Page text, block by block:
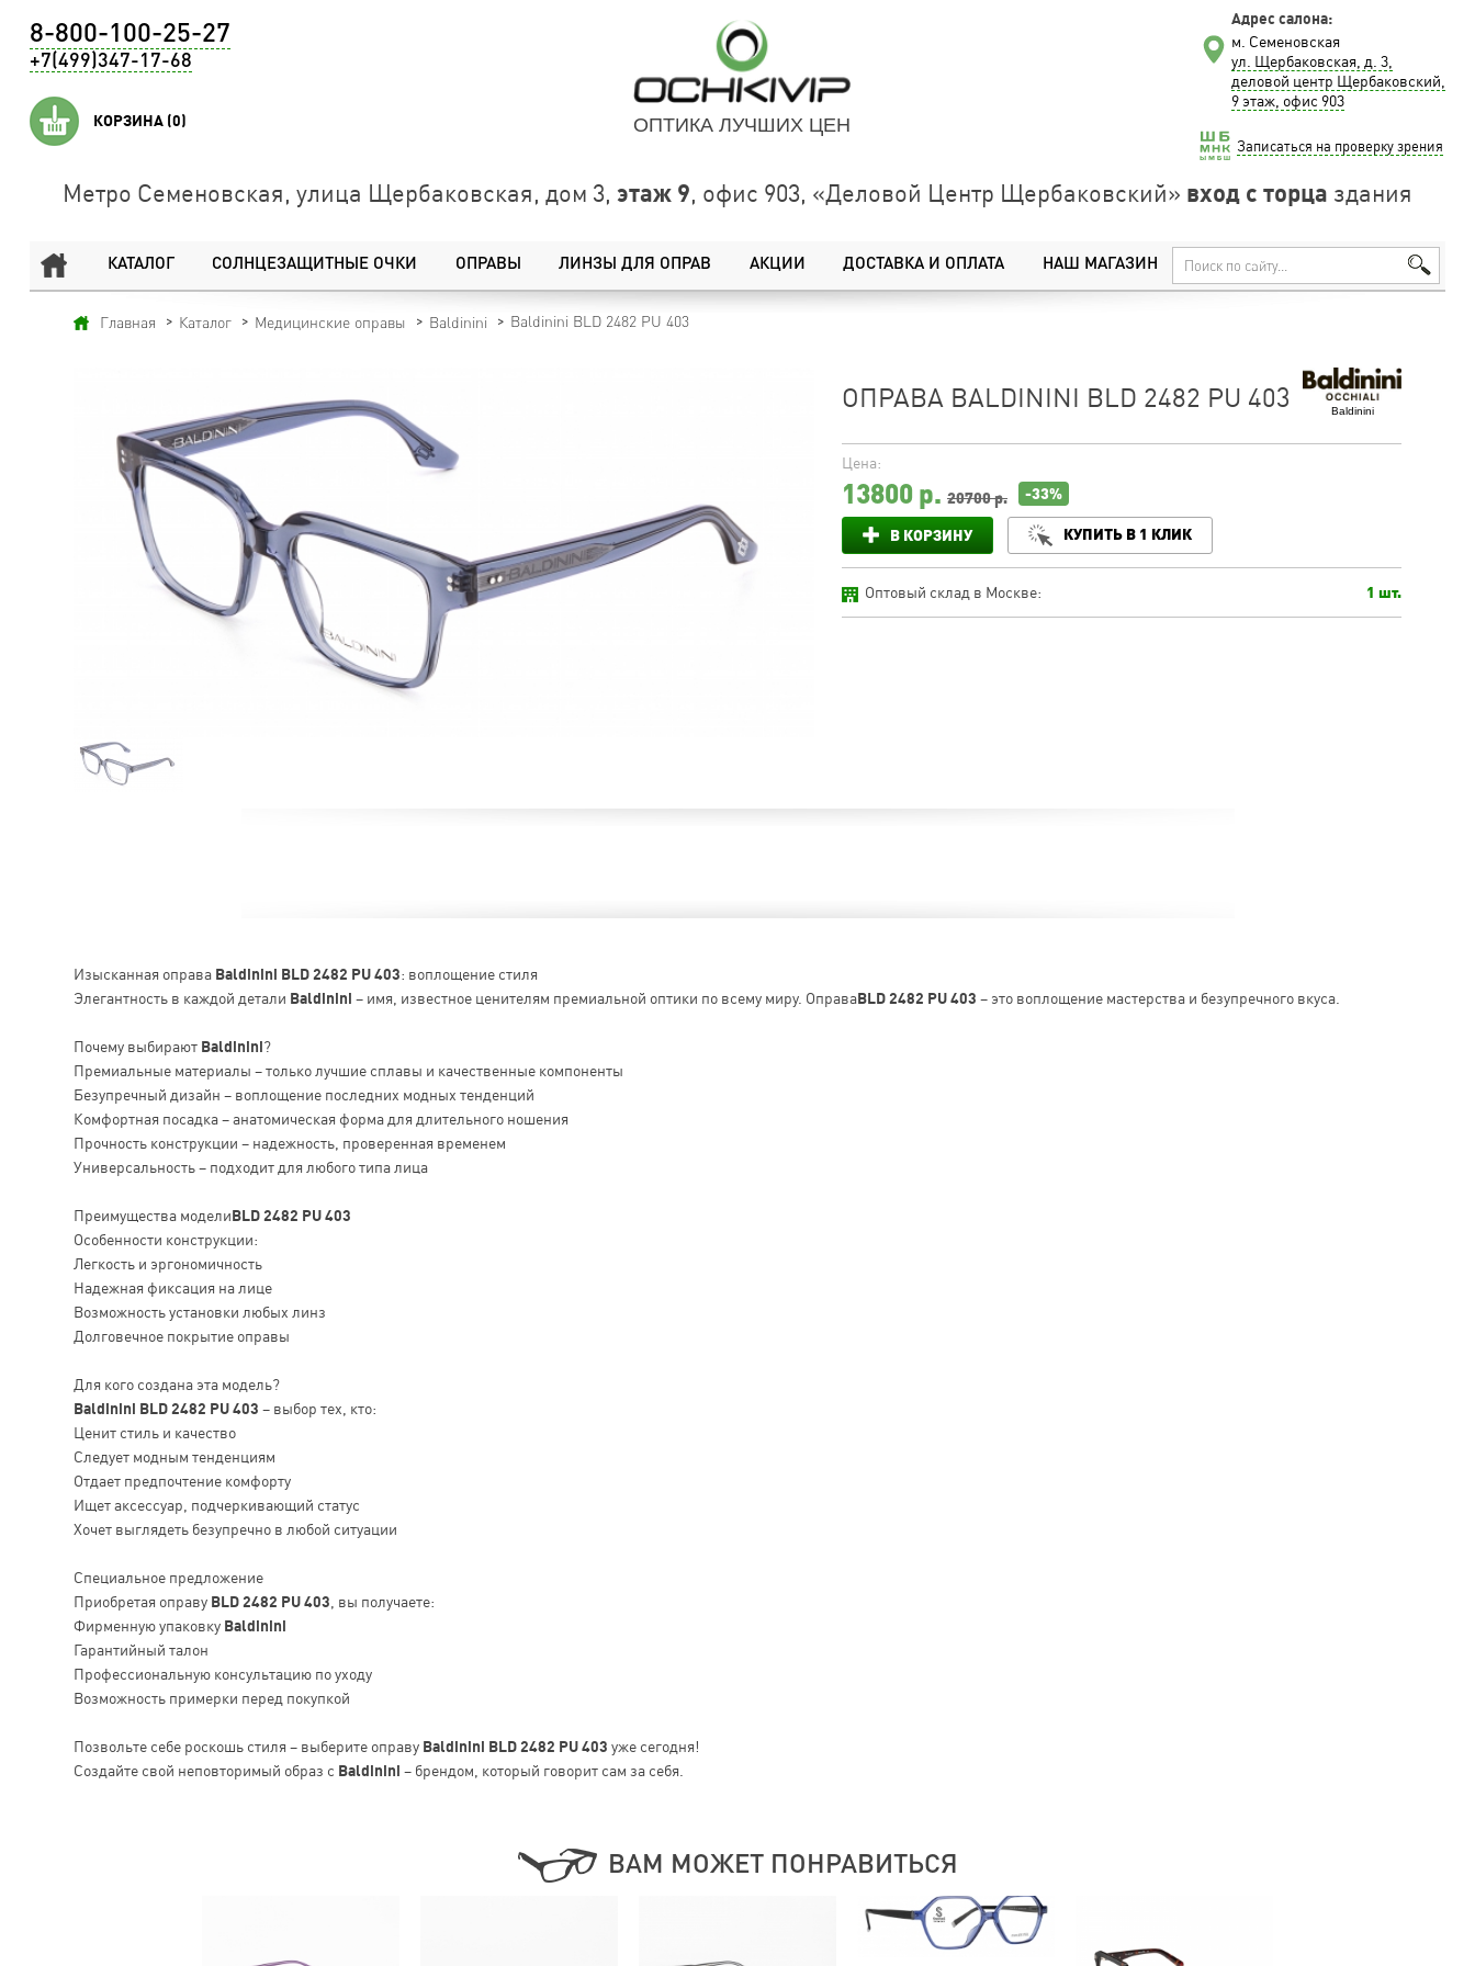
8-800-100-25-27
+7(499)347-17-68
КОРЗИНА (0) ОПТИКА ЛУЧШИХ ЦЕН
Адрес салона:
м. Семеновская
ул. Щербаковская, д. 3,
деловой центр Щербаковский,
9 этаж, офис 903
Записаться на проверку зрения
Метро Семеновская, улица Щербаковская, дом 3, этаж 9, офис 903, «Деловой Центр Щербаковский» вход с торца здания
КАТАЛОГ СОЛНЦЕЗАЩИТНЫЕ ОЧКИ ОПРАВЫ ЛИНЗЫ ДЛЯ ОПРАВ АКЦИИ ДОСТАВКА И ОПЛАТА НАШ МАГАЗИН
Главная Каталог Медицинские оправы Baldinini Baldinini BLD 2482 PU 403
Baldinini
ОПРАВА BALDININI BLD 2482 PU 403
Цена:
13800 р. 20700 р. -33%
В КОРЗИНУ КУПИТЬ В 1 КЛИК
Оптовый склад в Москве: 1 шт.
Изысканная оправа Baldinini BLD 2482 PU 403: воплощение стиля
Элегантность в каждой детали Baldinini – имя, известное ценителям премиальной оптики по всему миру. ОправаBLD 2482 PU 403 – это воплощение мастерства и безупречного вкуса.
Почему выбирают Baldinini?
Премиальные материалы – только лучшие сплавы и качественные компоненты
Безупречный дизайн – воплощение последних модных тенденций
Комфортная посадка – анатомическая форма для длительного ношения
Прочность конструкции – надежность, проверенная временем
Универсальность – подходит для любого типа лица
Преимущества моделиBLD 2482 PU 403
Особенности конструкции:
Легкость и эргономичность
Надежная фиксация на лице
Возможность установки любых линз
Долговечное покрытие оправы
Для кого создана эта модель?
Baldinini BLD 2482 PU 403 – выбор тех, кто:
Ценит стиль и качество
Следует модным тенденциям
Отдает предпочтение комфорту
Ищет аксессуар, подчеркивающий статус
Хочет выглядеть безупречно в любой ситуации
Специальное предложение
Приобретая оправу BLD 2482 PU 403 , вы получаете:
Фирменную упаковку Baldinini
Гарантийный талон
Профессиональную консультацию по уходу
Возможность примерки перед покупкой
Позвольте себе роскошь стиля – выберите оправу Baldinini BLD 2482 PU 403 уже сегодня!
Создайте свой неповторимый образ с Baldinini – брендом, который говорит сам за себя.
ВАМ МОЖЕТ ПОНРАВИТЬСЯ